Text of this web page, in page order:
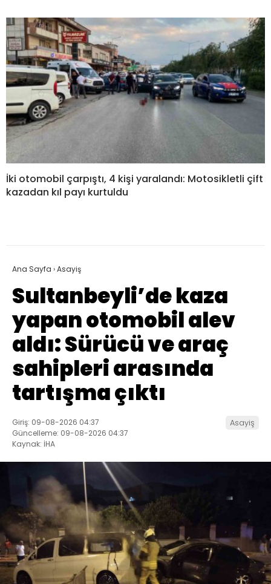
İki otomobil çarpıştı, 4 kişi yaralandı: Motosikletli çift
kazadan kıl payı kurtuldu
Ana Sayfa ›Asayiş
Sultanbeyli’de kaza
yapan otomobil alev
aldı: Sürücü ve araç
sahipleri arasında
tartışma çıktı
Giriş: 09-08-2026 04:37
Güncelleme: 09-08-2026 04:37
Kaynak: İHA
Asayiş